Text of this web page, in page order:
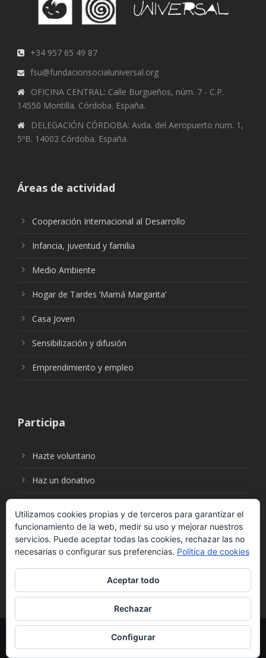
+34 957 65 49 87
fsu@fundacionsocialuniversal.org
OFICINA CENTRAL: Calle Burgueños, núm. 7 - C.P.
14550 Montilla. Córdoba. España.
DELEGACIÓN CÓRDOBA: Avda. del Aeropuerto num. 1,
5ºB. 14002 Córdoba. España.
Áreas de actividad
Cooperación Internacional al Desarrollo
Infancia, juventud y familia
Medio Ambiente
Hogar de Tardes ‘Mamá Margarita’
Casa Joven
Sensibilización y difusión
Emprendimiento y empleo
Participa
Hazte voluntario
Haz un donativo
Síguenos en:
© Fundación Social Universal. Todos los derechos
reservados. |Política de Protección de Datos
Utilizamos cookies propias y de terceros para garantizar el
funcionamiento de la web, medir su uso y mejorar nuestros
servicios. Puede aceptar todas las cookies, rechazar las no
necesarias o configurar sus preferencias. Política de cookies
Aceptar todo
Rechazar
Configurar